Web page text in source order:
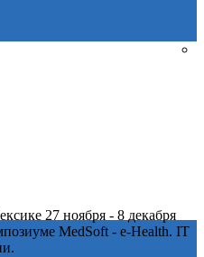
27 ноября - 8 декабря
MedSoft - e-Health. IT